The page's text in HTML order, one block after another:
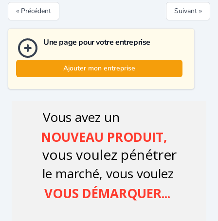
« Précédent Suivant »
Une page pour votre entreprise
Ajouter mon entreprise